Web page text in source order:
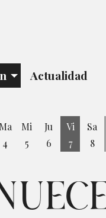
Actualidad
Ma
4
Mi
5
Ju
6
Vi
7
Sa
8